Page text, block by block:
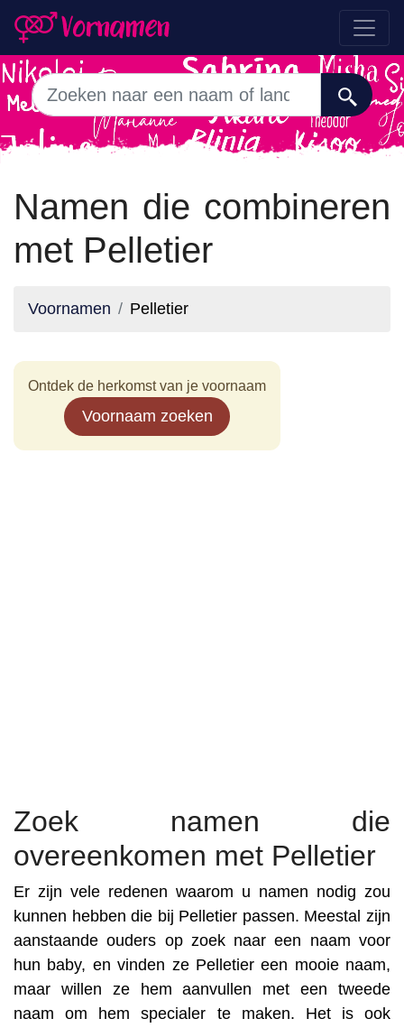
Namen die combineren
met Pelletier
Voornamen Pelletier
Ontdek de herkomst van je voornaam
Voornaam zoeken
Zoek namen die
overeenkomen met Pelletier
Er zijn vele redenen waarom u namen nodig zou
kunnen hebben die bij Pelletier passen. Meestal zijn
aanstaande ouders op zoek naar een naam voor
hun baby, en vinden ze Pelletier een mooie naam,
maar willen ze hem aanvullen met een tweede
naam om hem specialer te maken. Het is ook